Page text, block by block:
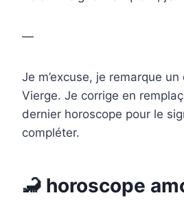
—
Je m’excuse, je remarque
Vierge. Je corrige en
dernier horoscope pour le
compléter.
🦂 horoscope